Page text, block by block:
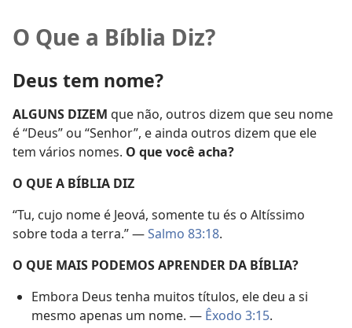
O Que a Bíblia Diz?
Deus tem nome?
ALGUNS DIZEM que não, outros dizem que seu nome
é “Deus” ou “Senhor”, e ainda outros dizem que ele
tem vários nomes. O que você acha?
O QUE A BÍBLIA DIZ
“Tu, cujo nome é Jeová, somente tu és o Altíssimo
sobre toda a terra.” —Salmo 83:18.
O QUE MAIS PODEMOS APRENDER DA BÍBLIA?
Embora Deus tenha muitos títulos, ele deu a si
mesmo apenas um nome. — Êxodo 3:15.